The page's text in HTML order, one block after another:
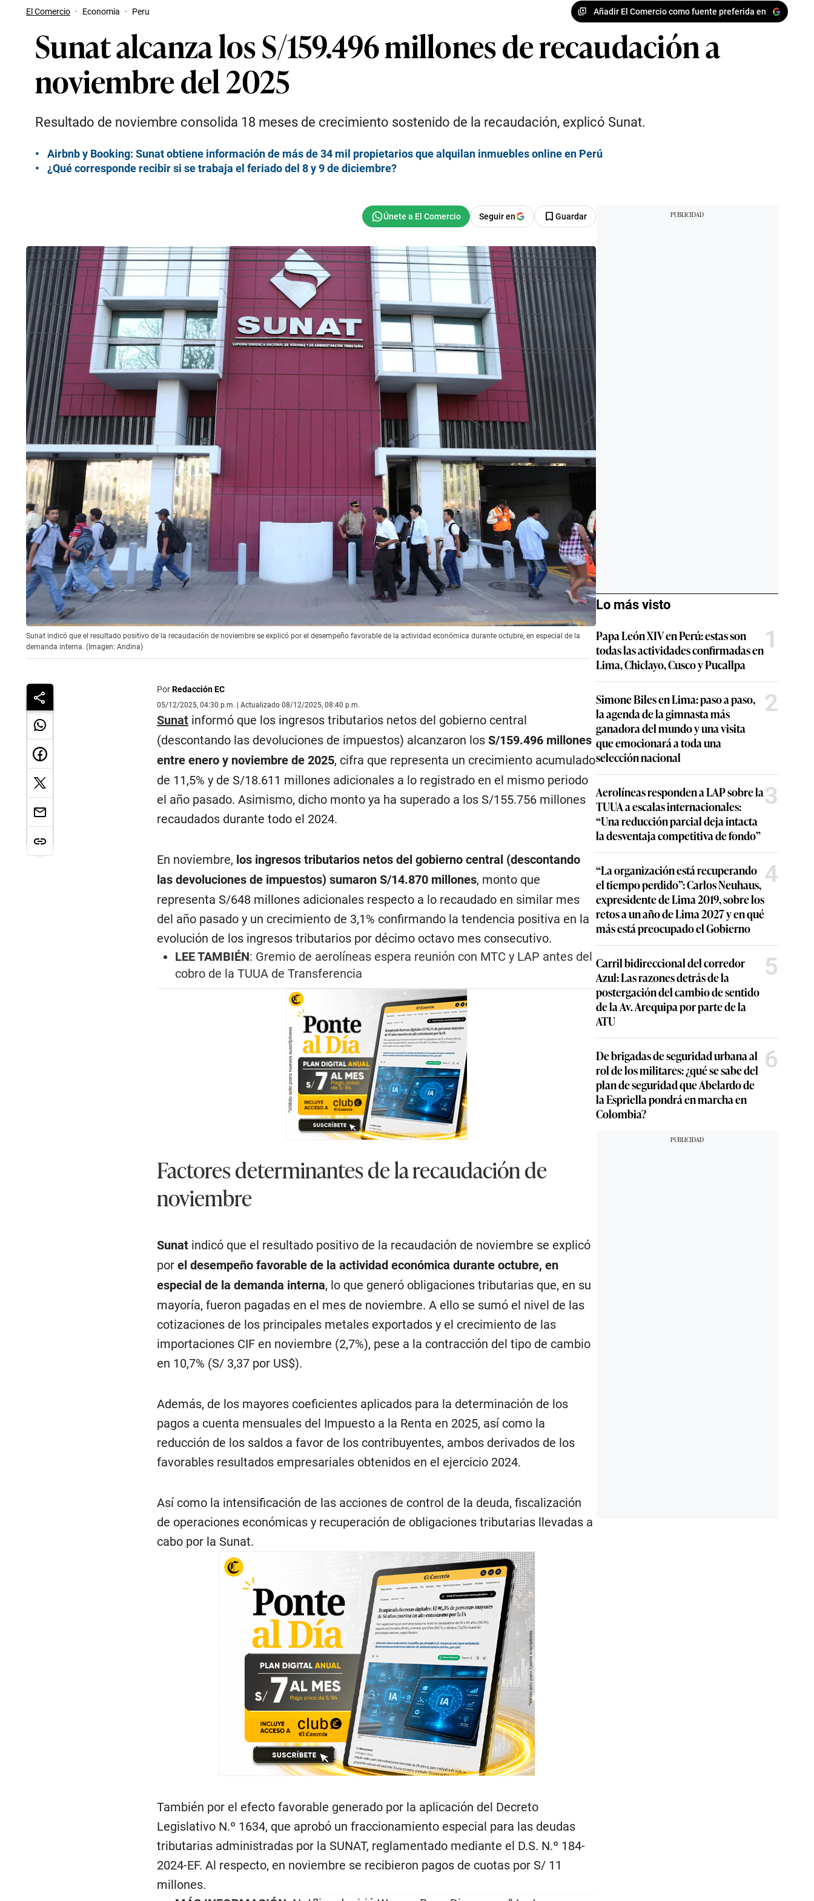
El Comercio · Economia · Peru Añadir El Comercio como fuente preferida en
Sunat alcanza los S/159.496 millones de recaudación a
noviembre del 2025
Resultado de noviembre consolida 18 meses de crecimiento sostenido de la recaudación, explicó Sunat.
Airbnb y Booking: Sunat obtiene información de más de 34 mil propietarios que alquilan inmuebles online en Perú
¿Qué corresponde recibir si se trabaja el feriado del 8 y 9 de diciembre?
Seguir en Guardar
Sunat indicó que el resultado positivo de la recaudación de noviembre se explicó por el desempeño favorable de la actividad económica durante octubre, en especial de la
demanda interna. (Imagen: Andina)
PorRedacción EC
05/12/2025, 04:30 p.m. | Actualizado 08/12/2025, 08:40 p.m.
Sunat informó que los ingresos tributarios netos del gobierno central
(descontando las devoluciones de impuestos) alcanzaron los S/159.496 millones
entre enero y noviembre de 2025, cifra que representa un crecimiento acumulado
de 11,5% y de S/18.611 millones adicionales a lo registrado en el mismo periodo
el año pasado. Asimismo, dicho monto ya ha superado a los S/155.756 millones
recaudados durante todo el 2024.
En noviembre, los ingresos tributarios netos del gobierno central (descontando
las devoluciones de impuestos) sumaron S/14.870 millones, monto que
representa S/648 millones adicionales respecto a lo recaudado en similar mes
del año pasado y un crecimiento de 3,1% confirmando la tendencia positiva en la
evolución de los ingresos tributarios por décimo octavo mes consecutivo.
LEE TAMBIÉN: Gremio de aerolíneas espera reunión con MTC y LAP antes del
cobro de la TUUA de Transferencia
Factores determinantes de la recaudación de
noviembre
Sunat indicó que el resultado positivo de la recaudación de noviembre se explicó
por el desempeño favorable de la actividad económica durante octubre, en
especial de la demanda interna, lo que generó obligaciones tributarias que, en su
mayoría, fueron pagadas en el mes de noviembre. A ello se sumó el nivel de las
cotizaciones de los principales metales exportados y el crecimiento de las
importaciones CIF en noviembre (2,7%), pese a la contracción del tipo de cambio
en 10,7% (S/ 3,37 por US$).
Además, de los mayores coeficientes aplicados para la determinación de los
pagos a cuenta mensuales del Impuesto a la Renta en 2025, así como la
reducción de los saldos a favor de los contribuyentes, ambos derivados de los
favorables resultados empresariales obtenidos en el ejercicio 2024.
Así como la intensificación de las acciones de control de la deuda, fiscalización
de operaciones económicas y recuperación de obligaciones tributarias llevadas a
cabo por la Sunat.
También por el efecto favorable generado por la aplicación del Decreto
Legislativo N.º 1634, que aprobó un fraccionamiento especial para las deudas
tributarias administradas por la SUNAT, reglamentado mediante el D.S. N.º 184-
2024-EF. Al respecto, en noviembre se recibieron pagos de cuotas por S/ 11
millones.
Lo más visto
Papa León XIV en Perú: estas son
todas las actividades confirmadas en
Lima, Chiclayo, Cusco y Pucallpa
1
Simone Biles en Lima: paso a paso,
la agenda de la gimnasta más
ganadora del mundo y una visita
que emocionará a toda una
selección nacional
2
Aerolíneas responden a LAP sobre la
TUUA a escalas internacionales:
“Una reducción parcial deja intacta
la desventaja competitiva de fondo”
3
“La organización está recuperando
el tiempo perdido”: Carlos Neuhaus,
expresidente de Lima 2019, sobre los
retos a un año de Lima 2027 y en qué
más está preocupado el Gobierno
4
Carril bidireccional del corredor
Azul: Las razones detrás de la
postergación del cambio de sentido
de la Av. Arequipa por parte de la
ATU
5
De brigadas de seguridad urbana al
rol de los militares: ¿qué se sabe del
plan de seguridad que Abelardo de
la Espriella pondrá en marcha en
Colombia?
6